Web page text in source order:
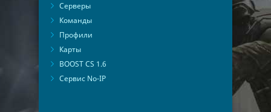
Серверы
Команды
Профили
Карты
BOOST CS 1.6
Сервис No-IP